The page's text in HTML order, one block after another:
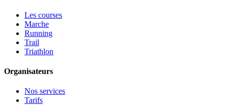
Les courses
Marche
Running
Trail
Triathlon
Organisateurs
Nos services
Tarifs